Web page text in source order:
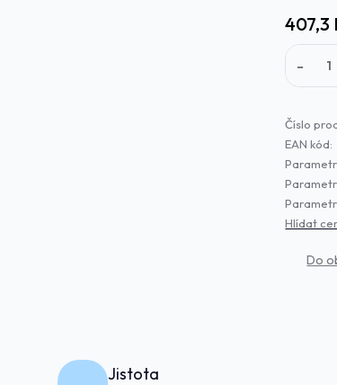
407,3
Číslo
EAN kód:
Parametr
Parametr
Parametr
Hlídat
Jistota